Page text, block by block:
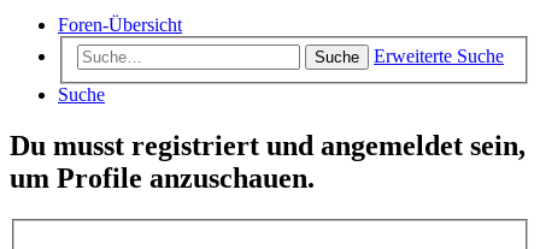
Foren-Übersicht
Suche
Erweiterte Suche
Suche
Du musst registriert und angemeldet sein,
um Profile anzuschauen.